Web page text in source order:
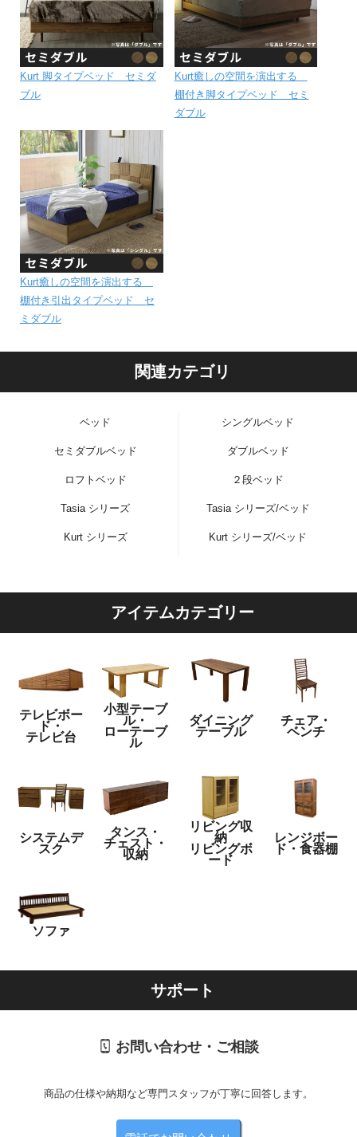
Kurt 脚タイプベッド セミダ
ブル
Kurt癒しの空間を演出する
棚付き脚タイプベッド セミ
ダブル
Kurt癒しの空間を演出する
棚付き引出タイプベッド セ
ミダブル
関連カテゴリ
ベッド シングルベッド
セミダブルベッド ダブルベッド
ロフトベッド ２段ベッド
Tasia シリーズ Tasia シリーズ/ベッド
Kurt シリーズ Kurt シリーズ/ベッド
アイテムカテゴリー
テレビボー
ド・
テレビ台
小型テーブ
ル・
ローテーブ
ル
ダイニング
テーブル
チェア・
ベンチ
システムデ
スク
タンス・
チェスト・
収納
リビング収
納
リビングボ
ード
レンジボー
ド・食器棚
ソファ
サポート
お問い合わせ・ご相談
商品の仕様や納期など専門スタッフが丁寧に回答します。